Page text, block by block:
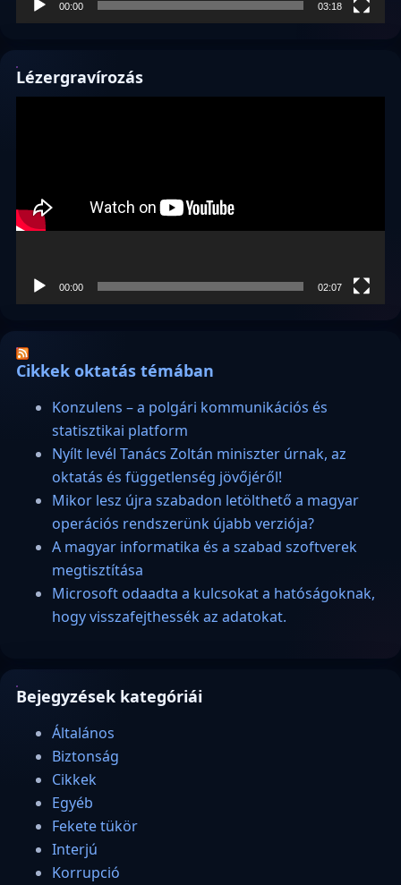
00:00 03:18
Lézergravírozás
00:00 02:07
Cikkek oktatás témában
Konzulens – a polgári kommunikációs és
statisztikai platform
Nyílt levél Tanács Zoltán miniszter úrnak, az
oktatás és függetlenség jövőjéről!
Mikor lesz újra szabadon letölthető a magyar
operációs rendszerünk újabb verziója?
A magyar informatika és a szabad szoftverek
megtisztítása
Microsoft odaadta a kulcsokat a hatóságoknak,
hogy visszafejthessék az adatokat.
Bejegyzések kategóriái
Általános
Biztonság
Cikkek
Egyéb
Fekete tükör
Interjú
Korrupció